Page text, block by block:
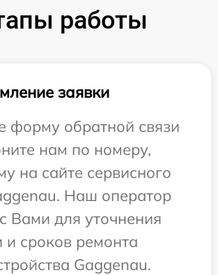
работы
заявки
форму обратной связи
нам по номеру,
на сайте сервисного
Наш оператор
Вами для уточнения
и сроков ремонта
Gaggenau.